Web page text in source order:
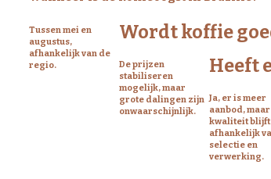
Tussen mei en
augustus,
afhankelijk van de
regio.
Wordt koffie
De prijzen
stabiliseren
mogelijk, maar
grote dalingen zijn
onwaarschijnlijk.
Heeft
Ja, er is meer
aanbod, maar
kwaliteit blijft
afhankelijk
selectie en
verwerking.